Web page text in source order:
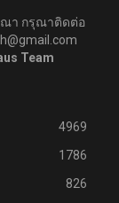
ณา กรุณาติดต่อ
Team
4969
1786
826